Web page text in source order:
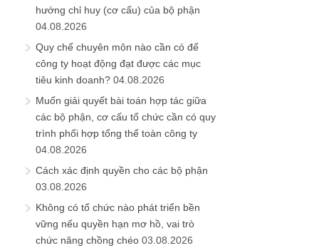
hướng chỉ huy (cơ cấu) của bộ phận
04.08.2026
Quy chế chuyên môn nào cần có để
công ty hoạt động đạt được các mục
tiêu kinh doanh? 04.08.2026
Muốn giải quyết bài toán hợp tác giữa
các bộ phận, cơ cấu tổ chức cần có quy
trình phối hợp tổng thể toàn công ty
04.08.2026
Cách xác định quyền cho các bộ phận
03.08.2026
Không có tổ chức nào phát triển bền
vững nếu quyền hạn mơ hồ, vai trò
chức năng chồng chéo 03.08.2026